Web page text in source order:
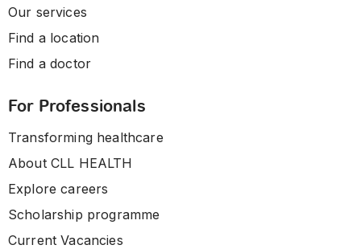
Our services
Find a location
Find a doctor
For Professionals
Transforming healthcare
About CLL HEALTH
Explore careers
Scholarship programme
Current Vacancies